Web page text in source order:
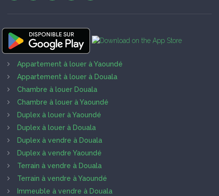
Appartement à louer à Yaoundé
Appartement à louer à Douala
Chambre à louer Douala
Chambre à louer à Yaoundé
Duplex à louer à Yaoundé
Duplex à louer à Douala
Duplex à vendre à Douala
Duplex à vendre Yaoundé
Terrain à vendre à Douala
Terrain à vendre à Yaoundé
Immeuble à vendre à Douala